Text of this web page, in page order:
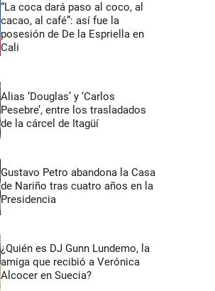
“La coca dará paso al coco, al
cacao, al café”: así fue la
posesión de De la Espriella en
Cali
Alias ‘Douglas’ y ‘Carlos
Pesebre’, entre los trasladados
de la cárcel de Itagüí
Gustavo Petro abandona la Casa
de Nariño tras cuatro años en la
Presidencia
¿Quién es DJ Gunn Lundemo, la
amiga que recibió a Verónica
Alcocer en Suecia?